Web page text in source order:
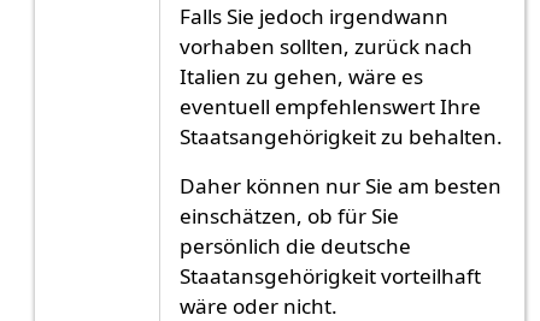
Falls Sie jedoch irgendwann
vorhaben sollten, zurück nach
Italien zu gehen, wäre es
eventuell empfehlenswert Ihre
Staatsangehörigkeit zu behalten.
Daher können nur Sie am besten
einschätzen, ob für Sie
persönlich die deutsche
Staatansgehörigkeit vorteilhaft
wäre oder nicht.